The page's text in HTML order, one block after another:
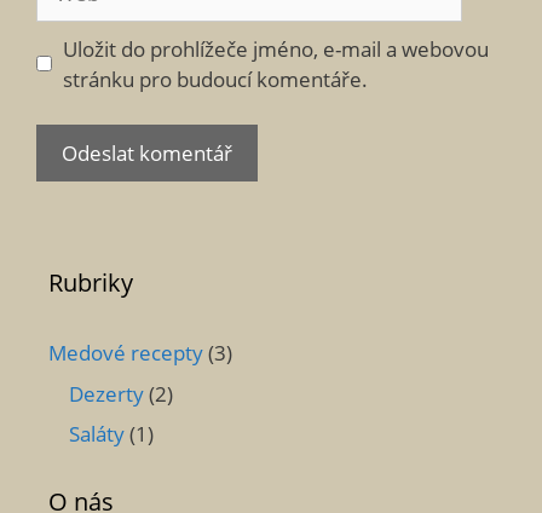
Uložit do prohlížeče jméno, e-mail a webovou
stránku pro budoucí komentáře.
Rubriky
Medové recepty(3)
Dezerty(2)
Saláty(1)
O nás